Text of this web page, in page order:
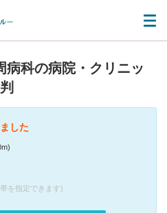
病科の病院・クリニッ
した
を指定できます)